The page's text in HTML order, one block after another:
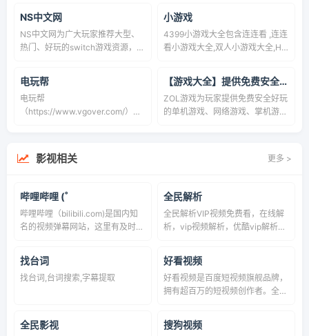
小游戏,汇集全国高端小游戏玩家,
为你提供最新的HTML5小游戏攻
略。
NS中文网
NS中文网为广大玩家推荐大型、
热门、好玩的switch游戏资源，收
众游戏及DLC扩展内容，游戏
MOD教学。所有资源均通过合规
性验证，提供云存档继承教程
小游戏
4399小游戏大全包含连连看 ,连连
看小游戏大全,双人小游戏大全,H5
赛尔号,4399奥拉星,4399奥比
岛,4399弹弹堂,4399单人小游戏,
奥比岛小游戏,造梦西游online,造
梦无双等最新小游戏。
电玩帮
电玩帮
（https://www.vgover.com/），
【游戏大全】提供免费安全好玩的游戏
ZOL游戏为玩家提供免费安全好玩
的单机游戏、网络游戏、掌机游戏
影视相关 更多 >
哔哩哔哩 (゜
哔哩哔哩（bilibili.com)是国内知
名的视频弹幕网站，这里有及时的
意的Up主。大家可以在这里找到
许多欢乐。
全民解析
全民解析VIP视频免费看，在线解
析，vip视频解析，优酷vip解析，
视vip解析，全网影视vip，芒果
vip解析方便广大用户VIP视频服
务，最新电影最新电视剧在线免费
观看
找台词
找台词,台词搜索,字幕提取
好看视频
好看视频是百度短视频旗舰品牌，
拥有超百万的短视频创作者。全面
化、游戏、影视等海量视频，致力
于为用户提供优质的视频内容与观
全民影视 搜狗视频